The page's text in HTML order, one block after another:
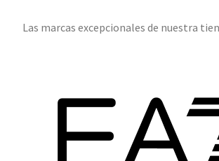
Las marcas excepcionales de nuestra